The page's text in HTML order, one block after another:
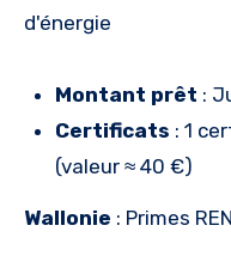
d'énergie
Montant prêt :
Certificats : 1
(valeur ≈ 40 €)
Wallonie : Primes